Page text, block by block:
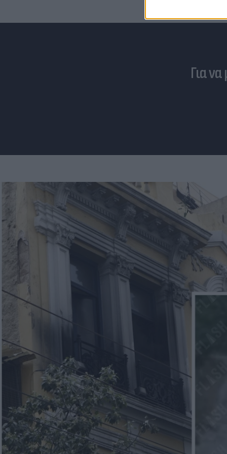
Για